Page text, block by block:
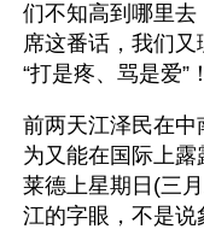
们不知高到哪里去
席这番话，我们又
“打是疼、骂是爱”！
前两天江泽民在中
为又能在国际上
莱德上星期日(三
江的字眼，不是说